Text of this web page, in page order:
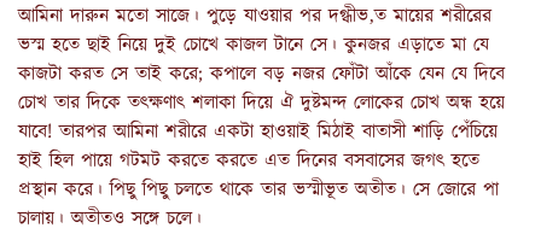
আমিনা দারুন মতো সাজে। পুড়ে যাওয়ার পর দগ্ধীভ‚ত মায়ের শরীরের
ভস্ম হতে ছাই নিয়ে দুই চোখে কাজল টানে সে। কুনজর এড়াতে মা যে
কাজটা করত সে তাই করে; কপালে বড় নজর ফোঁটা আঁকে যেন যে দিবে
চোখ তার দিকে তৎক্ষণাৎ শলাকা দিয়ে ঐ দুষ্টমন্দ লোকের চোখ অন্ধ হয়ে
যাবে! তারপর আমিনা শরীরে একটা হাওয়াই মিঠাই বাতাসী শাড়ি পেঁচিয়ে
হাই হিল পায়ে গটমট করতে করতে এত দিনের বসবাসের জগৎ হতে
প্রস্থান করে। পিছু পিছু চলতে থাকে তার ভস্মীভূত অতীত। সে জোরে পা
চালায়। অতীতও সঙ্গে চলে।